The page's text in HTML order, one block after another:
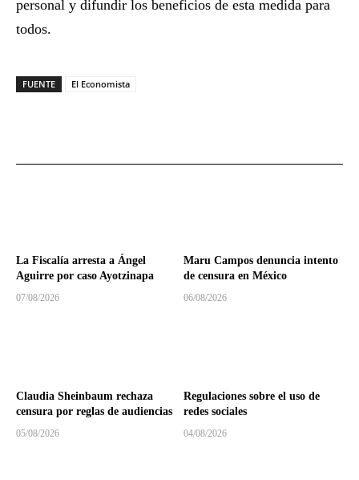
personal y difundir los beneficios de esta medida para
todos.
FUENTE El Economista
La Fiscalía arresta a Ángel
Aguirre por caso Ayotzinapa
07/08/2026
Maru Campos denuncia intento
de censura en México
06/08/2026
Claudia Sheinbaum rechaza
censura por reglas de audiencias
05/08/2026
Regulaciones sobre el uso de
redes sociales
04/08/2026